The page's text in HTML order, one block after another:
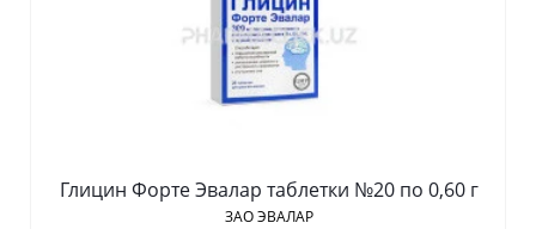
Глицин Форте Эвалар таблетки №20 по 0,60 г
ЗАО ЭВАЛАР